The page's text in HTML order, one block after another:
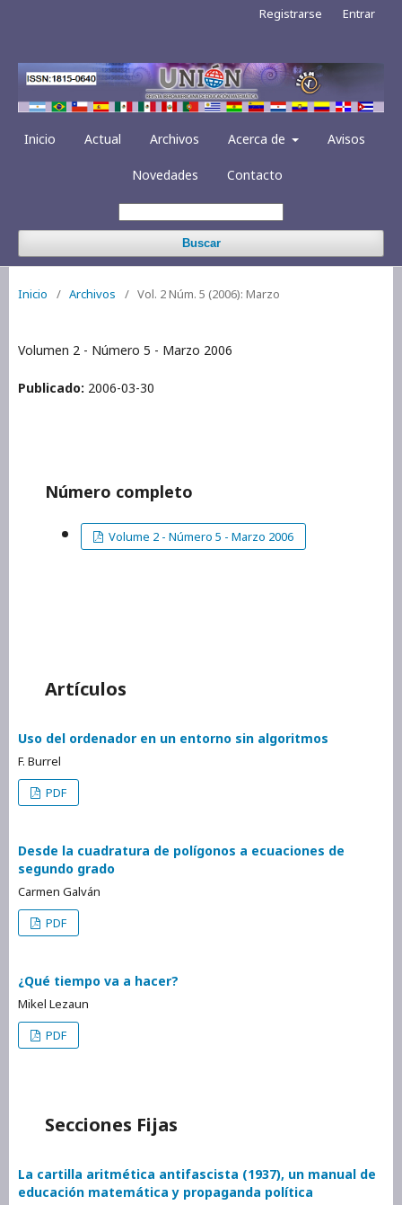
Inicio Actual Archivos Acerca de Avisos
Novedades Contacto
Buscar
Registrarse Entrar
Inicio / Archivos / Vol. 2 Núm. 5 (2006): Marzo
Volumen 2 - Número 5 - Marzo 2006
Publicado: 2006-03-30
Número completo
Volume 2 - Número 5 - Marzo 2006
Artículos
Uso del ordenador en un entorno sin algoritmos
F. Burrel
PDF
Desde la cuadratura de polígonos a ecuaciones de
segundo grado
Carmen Galván
PDF
¿Qué tiempo va a hacer?
Mikel Lezaun
PDF
Secciones Fijas
La cartilla aritmética antifascista (1937), un manual de
educación matemática y propaganda política